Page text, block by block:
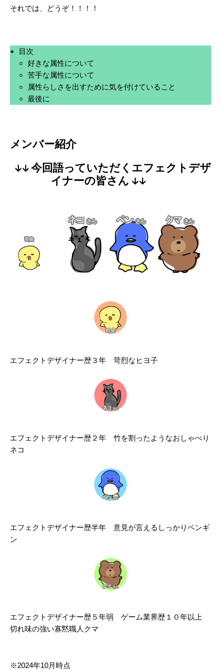
それでは、どうぞ！！！！
目次
好きな属性について
苦手な属性について
属性らしさを出すために気を付けていること
最後に
メンバー紹介
↓↓ 今回語っていただくエフェクトデザ
イナーの皆さん ↓↓
エフェクトデザイナー歴３年 苛烈なヒヨ子
エフェクトデザイナー歴２年 竹を割ったようなおしゃべり
ネコ
エフェクトデザイナー歴半年 意見が言えるしっかりペンギ
ン
エフェクトデザイナー歴５年弱 ゲーム業界歴１０年以上
切れ味の強い寡黙職人クマ
※2024年10月時点